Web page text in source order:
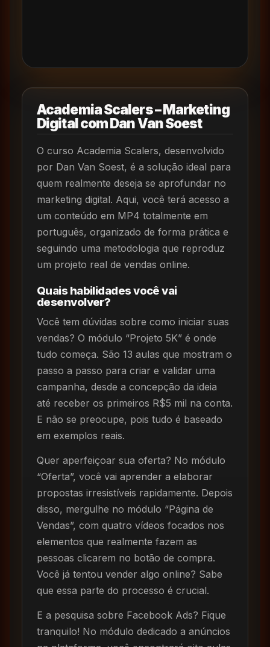
Academia Scalers – Marketing
Digital com Dan Van Soest
O curso Academia Scalers, desenvolvido
por Dan Van Soest, é a solução ideal para
quem realmente deseja se aprofundar no
marketing digital. Aqui, você terá acesso a
um conteúdo em MP4 totalmente em
português, organizado de forma prática e
seguindo uma metodologia que reproduz
um projeto real de vendas online.
Quais habilidades você vai
desenvolver?
Você tem dúvidas sobre como iniciar suas
vendas? O módulo “Projeto 5K” é onde
tudo começa. São 13 aulas que mostram o
passo a passo para criar e validar uma
campanha, desde a concepção da ideia
até receber os primeiros R$5 mil na conta.
E não se preocupe, pois tudo é baseado
em exemplos reais.
Quer aperfeiçoar sua oferta? No módulo
“Oferta”, você vai aprender a elaborar
propostas irresistíveis rapidamente. Depois
disso, mergulhe no módulo “Página de
Vendas”, com quatro vídeos focados nos
elementos que realmente fazem as
pessoas clicarem no botão de compra.
Você já tentou vender algo online? Sabe
que essa parte do processo é crucial.
E a pesquisa sobre Facebook Ads? Fique
tranquilo! No módulo dedicado a anúncios